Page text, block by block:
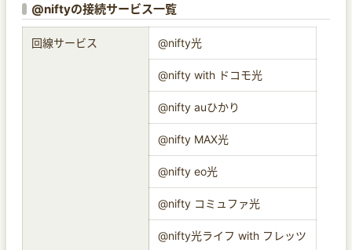
@niftyの接続サービス一覧
回線サービス @nifty光
@nifty with ドコモ光
@nifty auひかり
@nifty MAX光
@nifty eo光
@nifty コミュファ光
@nifty光ライフ with フレッツ